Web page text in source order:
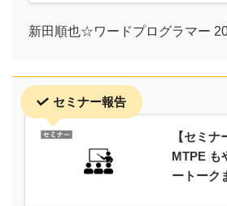
新田順也☆ワードプログラマー
セミナー報告
【セミ
MTPE も
ートーク